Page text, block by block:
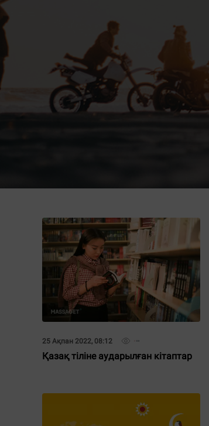
25 Ақпан 2022, 08:12
Қазақ тіліне аударылған кітаптар